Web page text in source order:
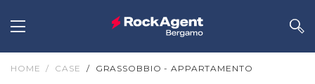
HOME CASE GRASSOBBIO - APPARTAMENTO